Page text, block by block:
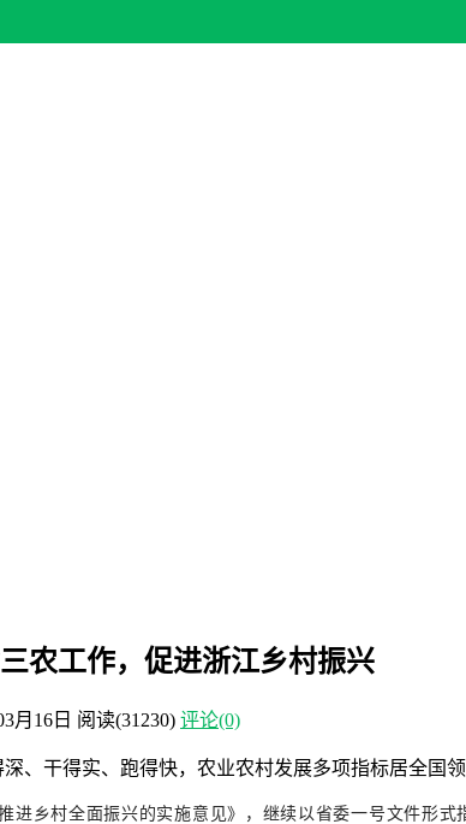
农工作，促进浙江乡村振兴
月16日 阅读(31230) 评论(0)
深、干得实、跑得快，农业农村发展多项指标居全国
乡村全面振兴的实施意见》，继续以省委一号文件形式